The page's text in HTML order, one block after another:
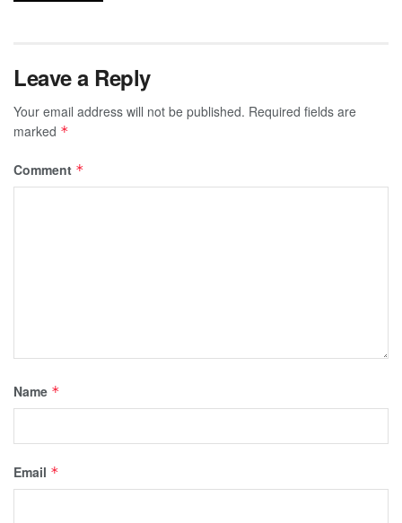
Leave a Reply
Your email address will not be published. Required fields are
marked *
Comment *
Name *
Email *